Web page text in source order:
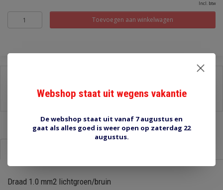
Incl. btw
Toevoegen aan winkelwagen
Stel een vraag over dit product
Draad 1.0 mm2 lichtgroen/bruin
Webshop staat uit wegens vakantie
De webshop staat uit vanaf 7 augustus en
gaat als alles goed is weer open op zaterdag 22
augustus.